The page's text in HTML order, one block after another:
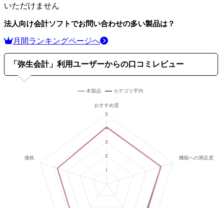
いただけません
法人向け会計ソフトでお問い合わせの多い製品は？
月間ランキングページへ
「 弥生会計」利用ユーザーからの口コミレビュー